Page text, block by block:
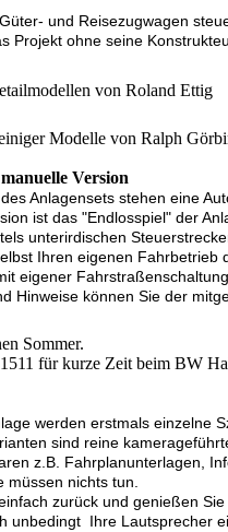
und Reisezugwagen
Projekt ohne seine
von Roland Ettig
Modelle von Ralph
Version
Anlagensets stehen eine
ist das "Endlosspiel" der
unterirdischen
Ihren eigenen
eigener
Hinweise können Sie der
Sommer.
für kurze Zeit beim BW
werden erstmals einzelne
sind reine
z.B. Fahrplanunterlagen,
müssen nichts tun.
zurück und genießen
unbedingt Ihre Lautsprecher